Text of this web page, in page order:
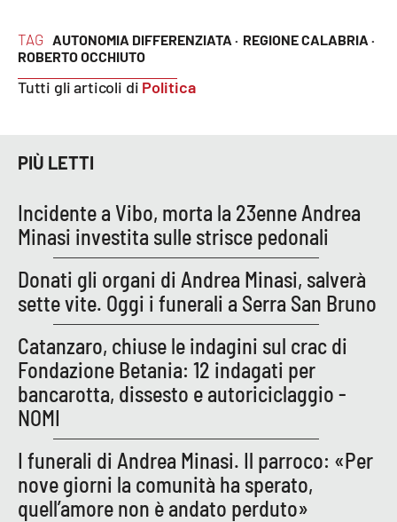
TAG AUTONOMIA DIFFERENZIATA · REGIONE CALABRIA ·
ROBERTO OCCHIUTO
Tutti gli articoli di Politica
PIÙ LETTI
Incidente a Vibo, morta la 23enne Andrea
Minasi investita sulle strisce pedonali
Donati gli organi di Andrea Minasi, salverà
sette vite. Oggi i funerali a Serra San Bruno
Catanzaro, chiuse le indagini sul crac di
Fondazione Betania: 12 indagati per
bancarotta, dissesto e autoriciclaggio -
NOMI
I funerali di Andrea Minasi. Il parroco: «Per
nove giorni la comunità ha sperato,
quell’amore non è andato perduto»